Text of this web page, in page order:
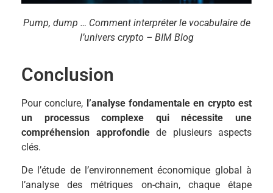
Pump, dump … Comment interpréter le vocabulaire de
l’univers crypto – BIM Blog
Conclusion
Pour conclure, l’analyse fondamentale en crypto est
un processus complexe qui nécessite une
compréhension approfondiede plusieurs aspects
clés.
De l’étude de l’environnement économique global à
l’analyse des métriques on-chain, chaque étape